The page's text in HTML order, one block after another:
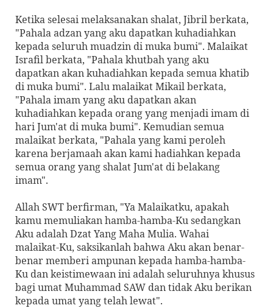
Ketika selesai melaksanakan shalat, Jibril berkata,
"Pahala adzan yang aku dapatkan kuhadiahkan
kepada seluruh muadzin di muka bumi". Malaikat
Israfil berkata, "Pahala khutbah yang aku
dapatkan akan kuhadiahkan kepada semua khatib
di muka bumi". Lalu malaikat Mikail berkata,
"Pahala imam yang aku dapatkan akan
kuhadiahkan kepada orang yang menjadi imam di
hari Jum'at di muka bumi". Kemudian semua
malaikat berkata, "Pahala yang kami peroleh
karena berjamaah akan kami hadiahkan kepada
semua orang yang shalat Jum'at di belakang
imam".
Allah SWT berfirman, "Ya Malaikatku, apakah
kamu memuliakan hamba-hamba-Ku sedangkan
Aku adalah Dzat Yang Maha Mulia. Wahai
malaikat-Ku, saksikanlah bahwa Aku akan benar-
benar memberi ampunan kepada hamba-hamba-
Ku dan keistimewaan ini adalah seluruhnya khusus
bagi umat Muhammad SAW dan tidak Aku berikan
kepada umat yang telah lewat".